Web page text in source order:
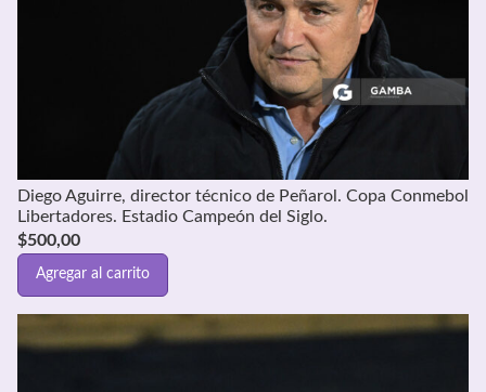
Diego Aguirre, director técnico de Peñarol. Copa Conmebol
Libertadores. Estadio Campeón del Siglo.
$500,00
Agregar al carrito